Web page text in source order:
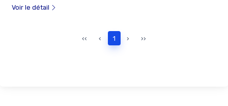
Voir le détail
‹‹ ‹ 1 › ››